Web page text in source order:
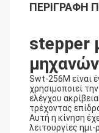
ΠΕΡΙΓΡΑΦΉ
stepper
Swt-256M είναι
χρησιμοποιεί
ελέγχου
τρέχοντας
Αυτή η κίνηση
λειτουργίες